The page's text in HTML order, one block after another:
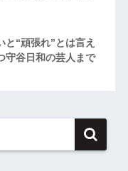
と“頑張れ”とは言え
守谷日和の芸人まで